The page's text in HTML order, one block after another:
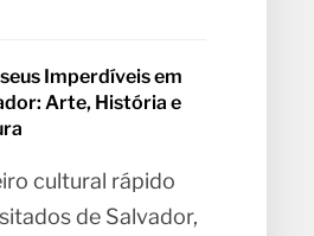
Imperdíveis em
Arte, História e
cultural rápido
de Salvador,